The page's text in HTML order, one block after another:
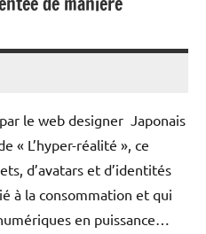
le web designer Japonais
« L’hyper-réalité », ce
d’avatars et d’identités
à la consommation et qui
en puissance…